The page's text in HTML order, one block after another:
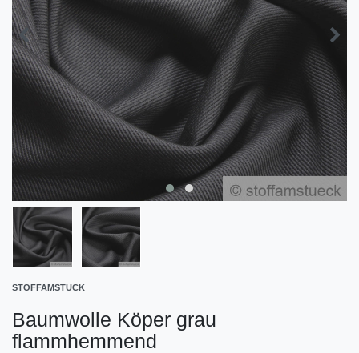
STOFFAMSTÜCK
Baumwolle Köper grau
flammhemmend